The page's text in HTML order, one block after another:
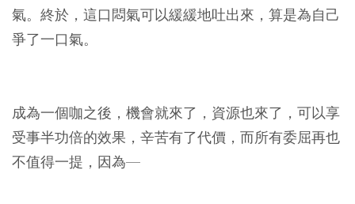
氣。終於，這口悶氣可以緩緩地吐出來，算是為自己
爭了一口氣。
成為一個咖之後，機會就來了，資源也來了，可以享
受事半功倍的效果，辛苦有了代價，而所有委屈再也
不值得一提，因為—